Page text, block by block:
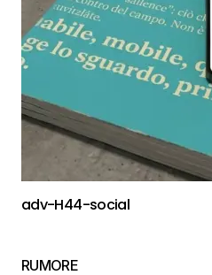
adv-H44-social
RUMORE